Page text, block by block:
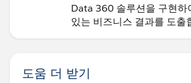
Data 360 솔루션을 구현하
있는 비즈니스 결과를 도출
도움 더 받기